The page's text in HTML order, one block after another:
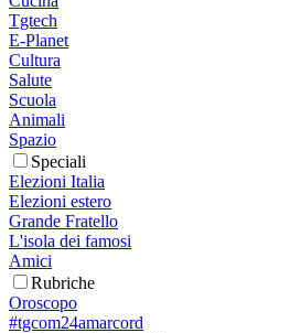
Tgtech
E-Planet
Cultura
Salute
Scuola
Animali
Spazio
Speciali
Elezioni Italia
Elezioni estero
Grande Fratello
L'isola dei famosi
Amici
Rubriche
Oroscopo
#tgcom24amarcord